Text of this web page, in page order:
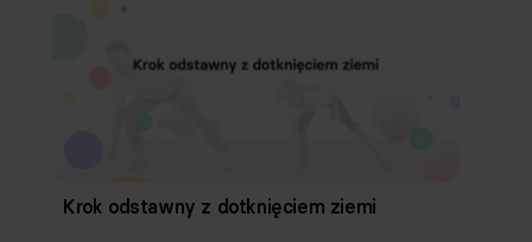
Krok odstawny z dotknięciem ziemi